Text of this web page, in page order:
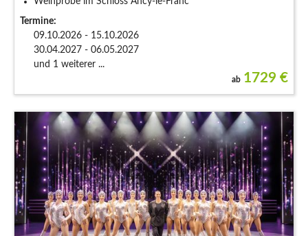
Termine:
09.10.2026 - 15.10.2026
30.04.2027 - 06.05.2027
und 1 weiterer ...
ab 1729 €